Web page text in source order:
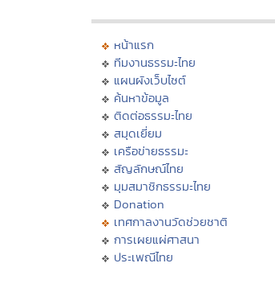
หน้าแรก
ทีมงานธรรมะไทย
แผนผังเว็บไซต์
ค้นหาข้อมูล
ติดต่อธรรมะไทย
สมุดเยี่ยม
เครือข่ายธรรมะ
สัญลักษณ์ไทย
มุมสมาชิกธรรมะไทย
Donation
เทศกาลงานวัดช่วยชาติ
การเผยแผ่ศาสนา
ประเพณีไทย